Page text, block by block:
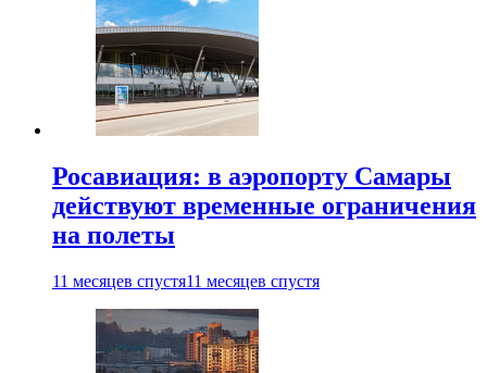
Росавиация: в аэропорту Самары
действуют временные ограничения
на полеты
11 месяцев спустя11 месяцев спустя